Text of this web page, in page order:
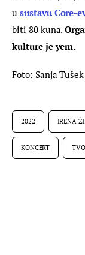
u sustavu Core-
biti 80 kuna.
kulture je yem.
Foto: Sanja Tušek
2022 IRENA
KONCERT